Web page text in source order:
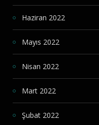
Haziran 2022
Mayıs 2022
Nisan 2022
Mart 2022
Şubat 2022